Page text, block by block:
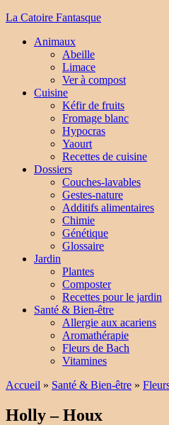
La Catoire Fantasque
Animaux
Abeille
Limace
Ver à compost
Cuisine
Kéfir de fruits
Fromage blanc
Hypocras
Yaourt
Recettes de cuisine
Dossiers
Couches-lavables
Gestes-nature
Additifs alimentaires
Chimie
Génétique
Glossaire
Jardin
Plantes
Composter
Recettes pour le jardin
Santé & Bien-être
Allergie aux acariens
Aromathérapie
Fleurs de Bach
Vitamines
Accueil » Santé & Bien-être »
Holly – Houx